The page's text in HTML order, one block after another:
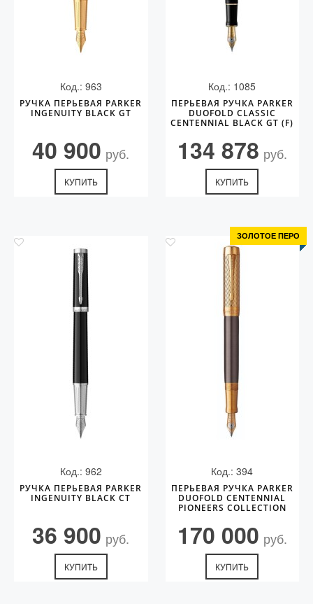
Код.: 963
РУЧКА ПЕРЬЕВАЯ PARKER
INGENUITY BLACK GT
40 900 руб.
КУПИТЬ
Код.: 1085
ПЕРЬЕВАЯ РУЧКА PARKER
DUOFOLD CLASSIC
CENTENNIAL BLACK GT (F)
134 878 руб.
КУПИТЬ
Код.: 962
РУЧКА ПЕРЬЕВАЯ PARKER
INGENUITY BLACK CT
36 900 руб.
КУПИТЬ
ЗОЛОТОЕ ПЕРО
Код.: 394
ПЕРЬЕВАЯ РУЧКА PARKER
DUOFOLD CENTENNIAL
PIONEERS COLLECTION
170 000 руб.
КУПИТЬ